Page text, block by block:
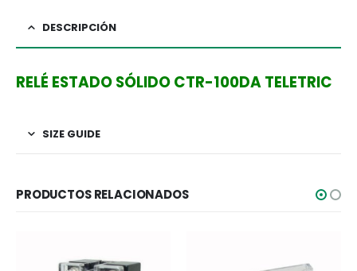
DESCRIPCIÓN
RELÉ ESTADO SÓLIDO CTR-100DA TELETRIC
SIZE GUIDE
PRODUCTOS RELACIONADOS